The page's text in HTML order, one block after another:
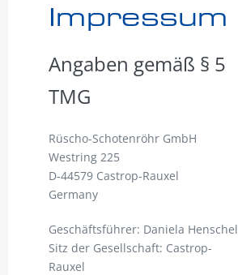
Impressum
Angaben gemäß § 5
TMG
Rüscho-Schotenröhr GmbH
Westring 225
D-44579 Castrop-Rauxel
Germany
Geschäftsführer: Daniela Henschel
Sitz der Gesellschaft: Castrop-
Rauxel